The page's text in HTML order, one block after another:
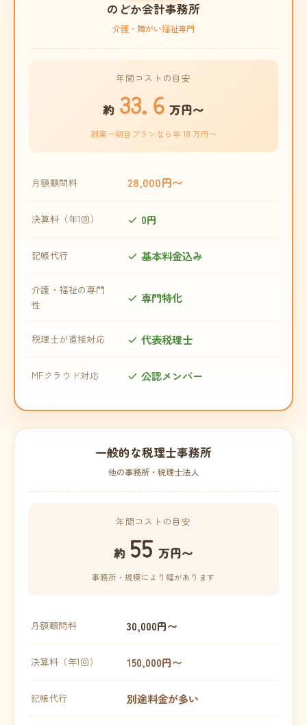
のどか会計事務所
介護・障がい福祉専門
年間コストの目安
約 33.6 万円〜
創業一期目プランなら年 18 万円〜
月額顧問料 28,000円〜
決算料（年1回） 0円
記帳代行 基本料金込み
介護・福祉の専門
性
専門特化
税理士が直接対応 代表税理士
MFクラウド対応 公認メンバー
一般的な税理士事務所
他の事務所・税理士法人
年間コストの目安
約 55 万円〜
事務所・規模により幅があります
月額顧問料 30,000円〜
決算料（年1回） 150,000円〜
記帳代行 別途料金が多い